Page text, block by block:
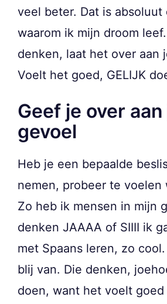
veel beter. Dat is absoluut
waarom ik mijn droom
denken, laat het over aan
Voelt het goed, GELIJK
Geef je over aan
gevoel
Heb je een bepaalde
nemen, probeer te voelen
Zo heb ik mensen in mijn
denken JAAAA of SIIII ik
met Spaans leren, zo
blij van. Die denken,
doen, want het voelt